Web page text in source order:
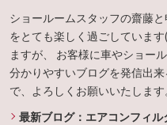
ショールームスタッフの齋藤
をとても楽しく過ごしていま
ますが、 お客様に車やショー
分かりやすいブログを発信出
で、よろしくお願いいたします
最新ブログ：エアコンフィ